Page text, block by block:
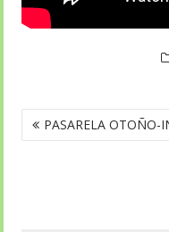
NAVEGACIÓN
DE
PASARELA OTOÑO-